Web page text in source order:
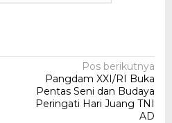
Pos berikutnya
Pangdam XXI/RI Buka
Pentas Seni dan Budaya
Peringati Hari Juang TNI
AD